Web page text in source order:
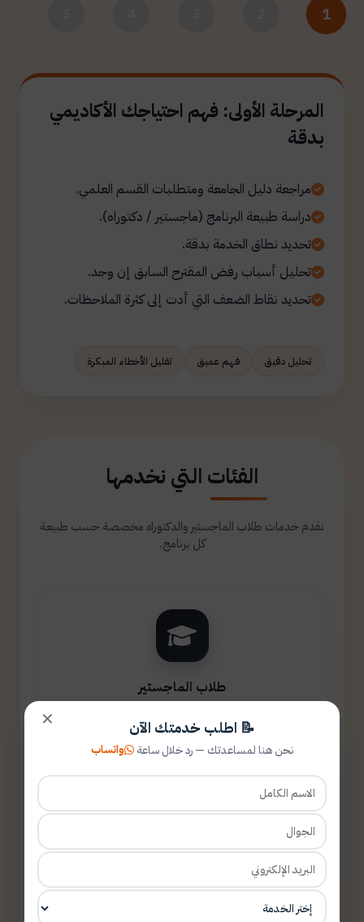
1
المرحلة الأولى: فهم احتياجك الأكاديمي
بدقة
مراجعة دليل الجامعة ومتطلبات القسم العلمي.
دراسة طبيعة البرنامج (ماجستير / دكتوراه).
تحديد نطاق الخدمة بدقة.
تحليل أسباب رفض المقترح السابق إن وجد.
تحديد نقاط الضعف التي أدت إلى كثرة الملاحظات.
تحليل دقيق فهم عميق تقليل الأخطاء المبكرة
الفئات التي نخدمها
نقدم خدمات طلاب الماجستير والدكتوراه مخصصة حسب طبيعة
كل برنامج.
طلاب الماجستير
✕ 📝 اطلب خدمتك الآن
نحن هنا لمساعدتك — رد خلال ساعة واتساب